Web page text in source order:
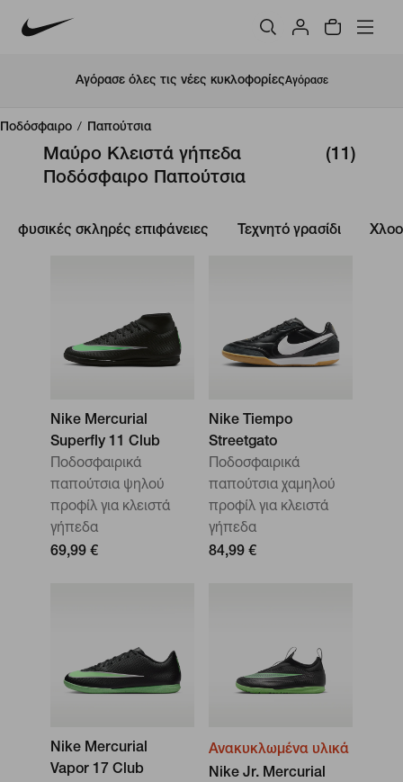
Αγόρασε όλες τις νέες κυκλοφορίεςΑγόρασε
Ποδόσφαιρο / Παπούτσια
Μαύρο Κλειστά γήπεδα
Ποδόσφαιρο Παπούτσια
(11)
φυσικές σκληρές επιφάνειες Τεχνητό γρασίδι
Nike Mercurial
Superfly 11 Club
Ποδοσφαιρικά
παπούτσια ψηλού
προφίλ για κλειστά
γήπεδα
69,99 €
Nike Tiempo
Streetgato
Ποδοσφαιρικά
παπούτσια χαμηλού
προφίλ για κλειστά
γήπεδα
84,99 €
Nike Mercurial
Vapor 17 Club
Ανακυκλωμένα υλικά
Nike Jr. Mercurial